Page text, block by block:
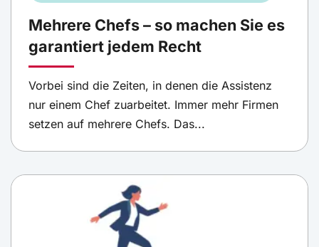
Mehrere Chefs – so machen Sie es
garantiert jedem Recht
Vorbei sind die Zeiten, in denen die Assistenz
nur einem Chef zuarbeitet. Immer mehr Firmen
setzen auf mehrere Chefs. Das...